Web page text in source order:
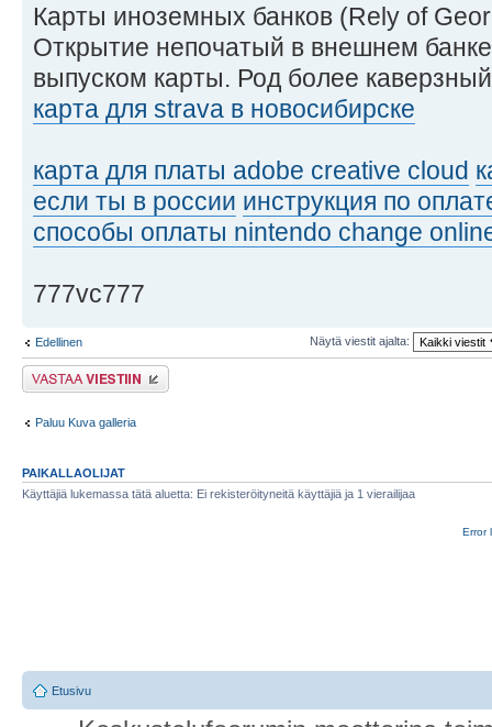
Карты иноземных банков (Rely of
Открытие непочатый в внешнем
выпуском карты. Род более
карта для strava в новосибирске
карта для платы adobe creative cloud
если ты в россии инструкция по
способы оплаты nintendo change
777vc777
Edellinen Näytä viestit ajalta:
Lähetä vastaus
Paluu Kuva galleria
PAIKALLAOLIJAT
Käyttäjiä lukemassa tätä aluetta: Ei rekisteröityneitä käyttäjiä ja 1 vierailijaa
Error
Etusivu